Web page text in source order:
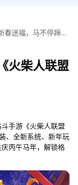
春送福，马不停蹄
火柴人联盟
手游《火柴人联盟
、全新系统、新年玩
丙午马年，解锁格